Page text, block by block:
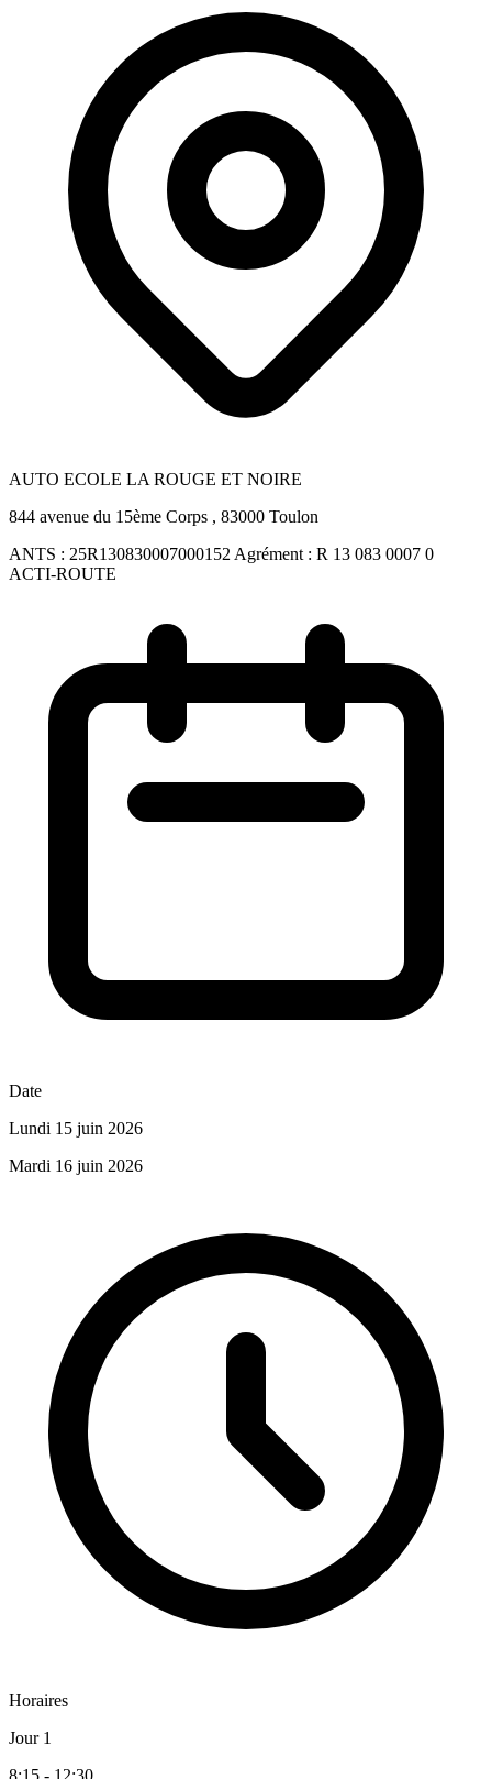
AUTO ECOLE LA ROUGE ET NOIRE
844 avenue du 15ème Corps , 83000 Toulon
ANTS : 25R130830007000152 Agrément : R 13 083 0007 0
ACTI-ROUTE
Date
Lundi 15 juin 2026
Mardi 16 juin 2026
Horaires
Jour 1
8:15 - 12:30